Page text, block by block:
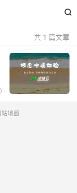

共 1 篇文章
)
站地图